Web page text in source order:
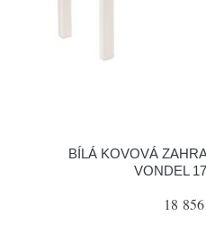
BÍLÁ KOVOVÁ
VONDEL
18